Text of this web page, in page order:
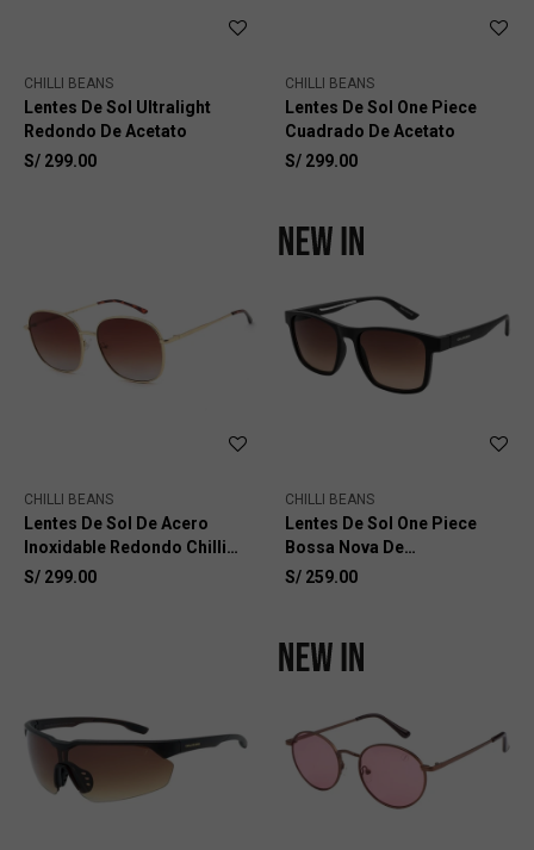
CHILLI BEANS
Lentes De Sol Ultralight
Redondo De Acetato
S/ 299.00
CHILLI BEANS
Lentes De Sol One Piece
Cuadrado De Acetato
S/ 299.00
CHILLI BEANS
Lentes De Sol De Acero
Inoxidable Redondo Chilli
Beans
S/ 299.00
CHILLI BEANS
Lentes De Sol One Piece
Bossa Nova De
Policarbonato
S/ 259.00